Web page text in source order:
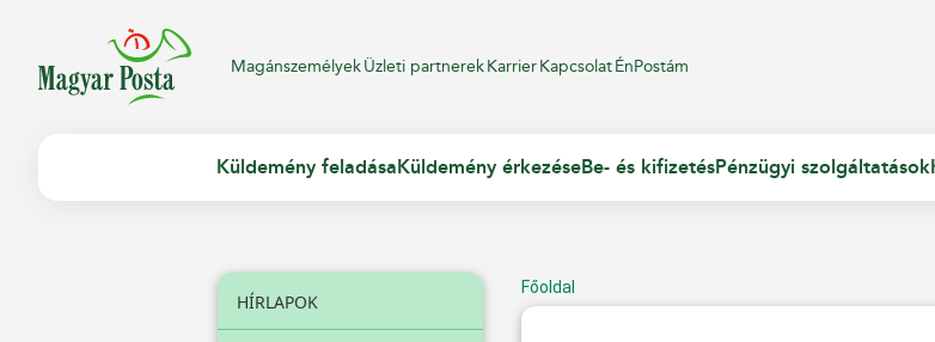
MagánszemélyekÜzleti partnerekKarrierKapcsolatÉnPostám
Küldemény feladása Küldemény érkezéseBe- és kifizetésPénzügyi szolgáltatások
HÍRLAPOK
Főoldal